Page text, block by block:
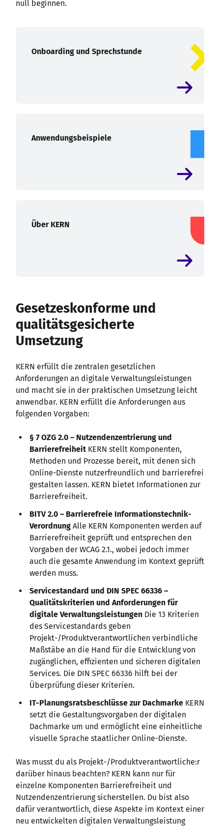
null beginnen.
Onboarding und Sprechstunde
Anwendungsbeispiele
Über KERN
Gesetzeskonforme und
qualitätsgesicherte
Umsetzung
KERN erfüllt die zentralen gesetzlichen
Anforderungen an digitale Verwaltungsleistungen
und macht sie in der praktischen Umsetzung leicht
anwendbar. KERN erfüllt die Anforderungen aus
folgenden Vorgaben:
§ 7 OZG 2.0 – Nutzendenzentrierung und
Barrierefreiheit KERN stellt Komponenten,
Methoden und Prozesse bereit, mit denen sich
Online-Dienste nutzerfreundlich und barrierefrei
gestalten lassen. KERN bietet Informationen zur
Barrierefreiheit.
BITV 2.0 – Barrierefreie Informationstechnik-
Verordnung Alle KERN Komponenten werden auf
Barrierefreiheit geprüft und entsprechen den
Vorgaben der WCAG 2.1., wobei jedoch immer
auch die gesamte Anwendung im Kontext geprüft
werden muss.
Servicestandard und DIN SPEC 66336 –
Qualitätskriterien und Anforderungen für
digitale Verwaltungsleistungen Die 13 Kriterien
des Servicestandards geben
Projekt-/Produktverantwortlichen verbindliche
Maßstäbe an die Hand für die Entwicklung von
zugänglichen, effizienten und sicheren digitalen
Services. Die DIN SPEC 66336 hilft bei der
Überprüfung dieser Kriterien.
IT-Planungsratsbeschlüsse zur Dachmarke KERN
setzt die Gestaltungsvorgaben der digitalen
Dachmarke um und ermöglicht eine einheitliche
visuelle Sprache staatlicher Online-Dienste.
Was musst du als Projekt-/Produktverantwortliche:r
darüber hinaus beachten? KERN kann nur für
einzelne Komponenten Barrierefreiheit und
Nutzendenzentrierung sicherstellen. Du bist also
dafür verantwortlich, diese Aspekte im Kontext einer
neu entwickelten digitalen Verwaltungsleistung